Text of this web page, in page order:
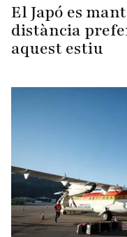
El Japó es
distància
aquest estiu